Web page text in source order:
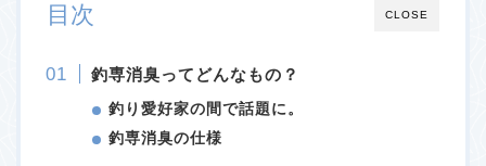
CLOSE
目次
釣専消臭ってどんなもの？
釣り愛好家の間で話題に。
釣専消臭の仕様